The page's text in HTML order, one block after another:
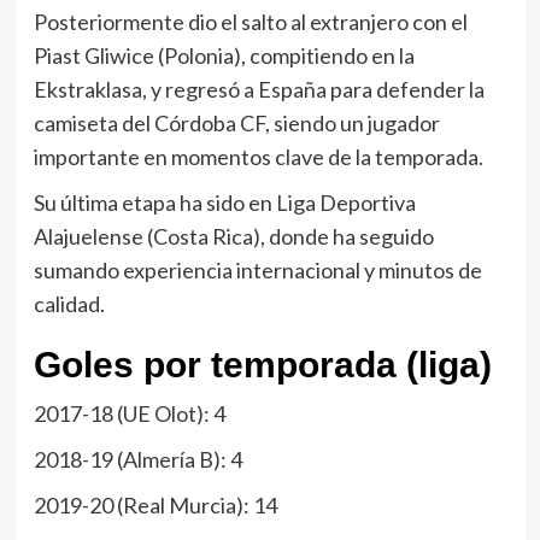
Posteriormente dio el salto al extranjero con el
Piast Gliwice (Polonia), compitiendo en la
Ekstraklasa, y regresó a España para defender la
camiseta del Córdoba CF, siendo un jugador
importante en momentos clave de la temporada.
Su última etapa ha sido en Liga Deportiva
Alajuelense (Costa Rica), donde ha seguido
sumando experiencia internacional y minutos de
calidad.
Goles por temporada (liga)
2017-18 (UE Olot): 4
2018-19 (Almería B): 4
2019-20 (Real Murcia): 14